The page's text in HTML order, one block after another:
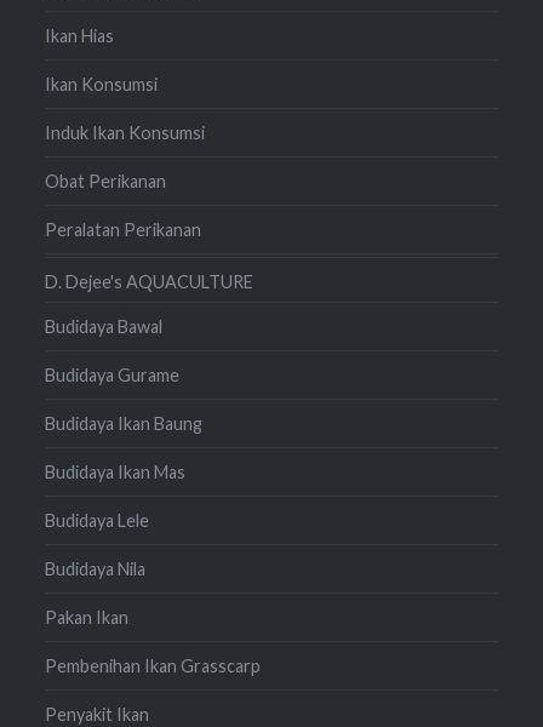
Ikan Hias
Ikan Konsumsi
Induk Ikan Konsumsi
Obat Perikanan
Peralatan Perikanan
D. Dejee's AQUACULTURE
Budidaya Bawal
Budidaya Gurame
Budidaya Ikan Baung
Budidaya Ikan Mas
Budidaya Lele
Budidaya Nila
Pakan Ikan
Pembenihan Ikan Grasscarp
Penyakit Ikan